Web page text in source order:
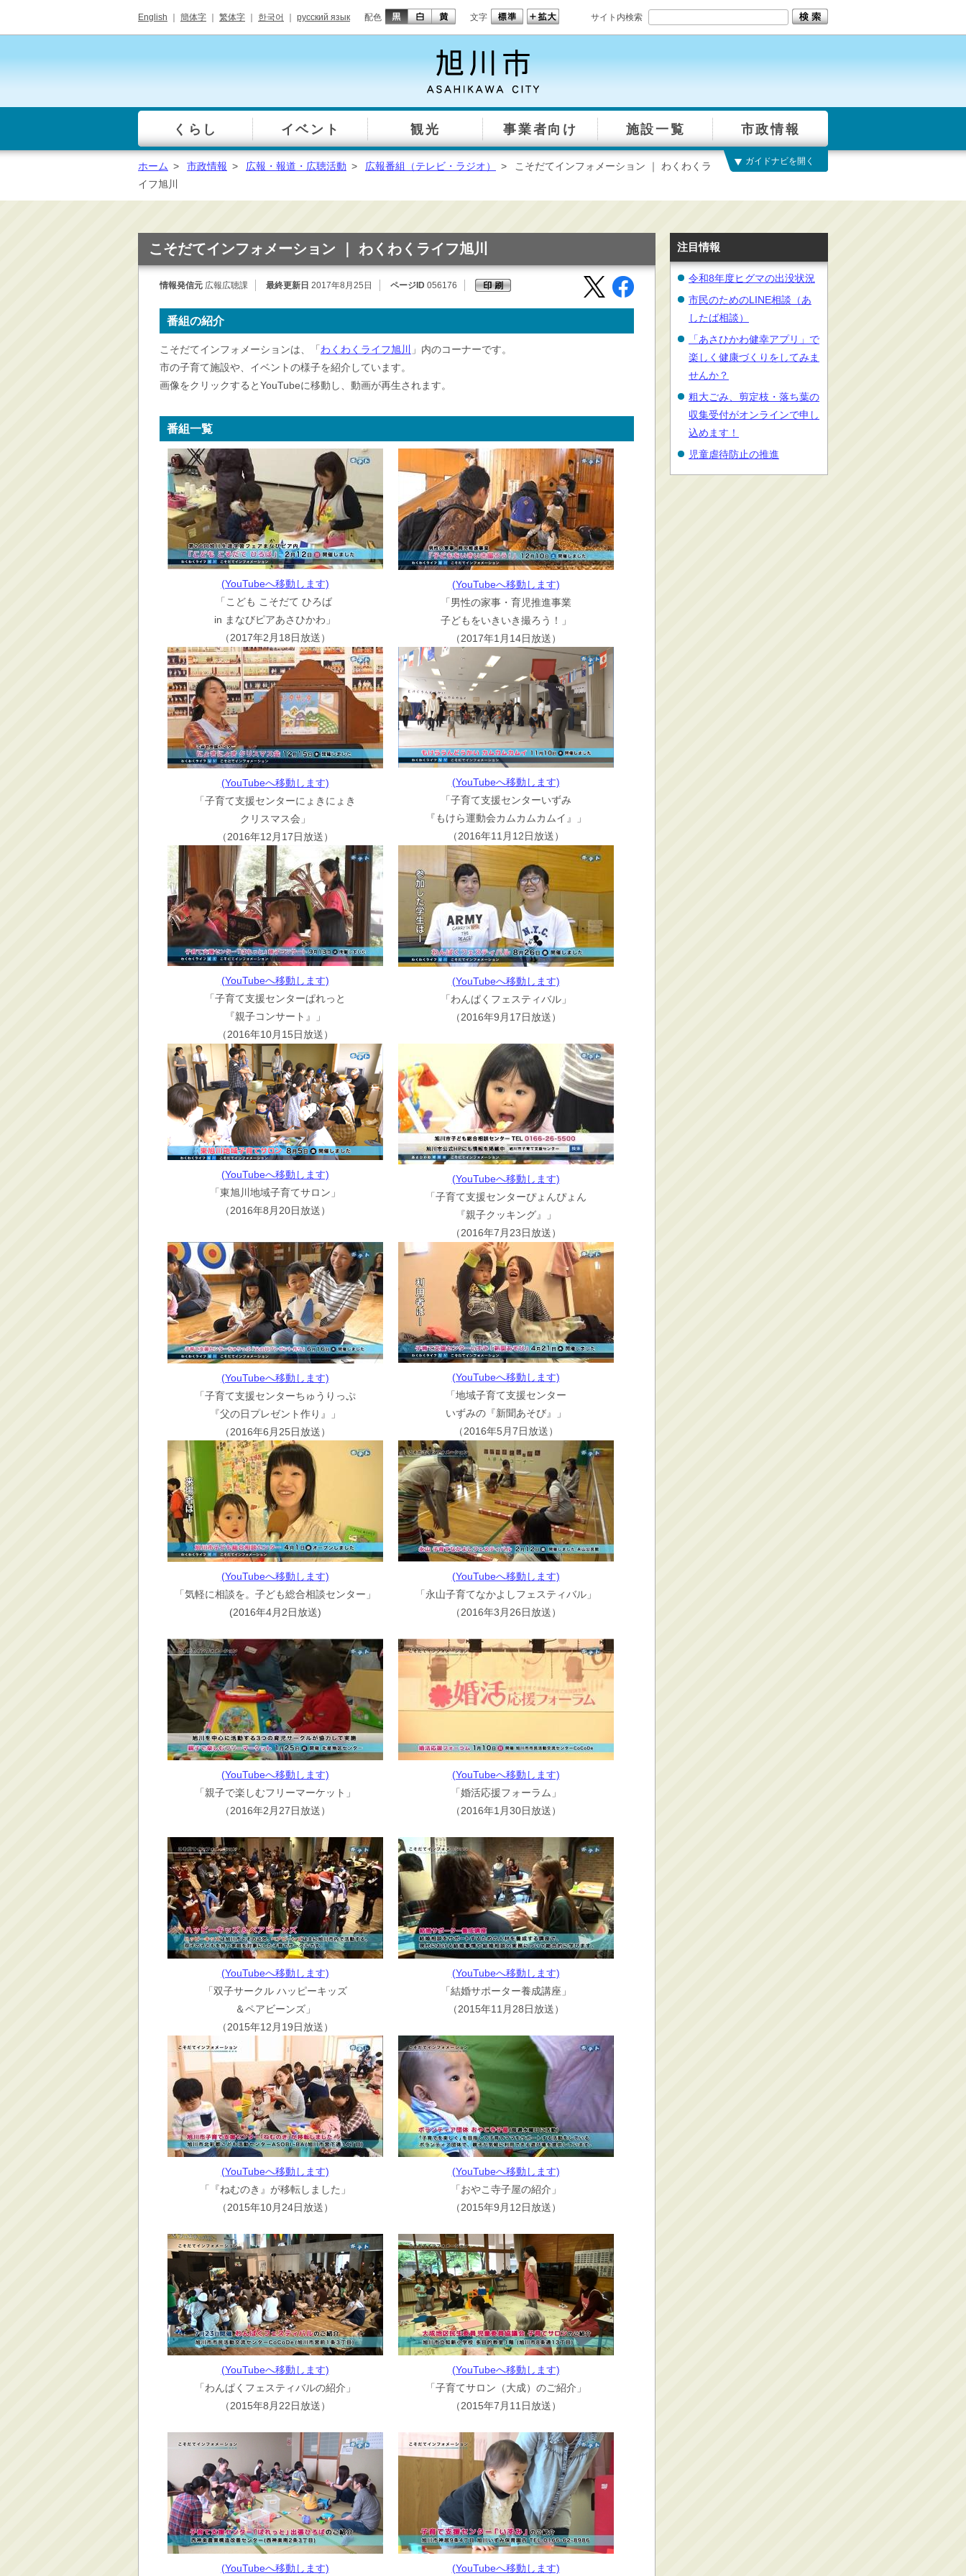
English 簡体字 繁体字 한국어 русский язык 配色 文字 サイト内検索
一覧
くらし イベント 観光 事業者向け 施設一覧 市政情報
総合窓口
手続き・届出（戸籍・
健康・福祉・衛生・ペ
ット
子育て・学校教育
境保全
防災・安全
学ぶ・文化・スポーツ
移住情報
住宅・土地・都市計画
市民活動・参加・地域
まちづくり
水道・除雪・土木
公共交通・空港
市議会・選挙
ガイドナビを開く
ホーム > 市政情報 > 広報・報道・広聴活動 > 広報番組（テレビ・ラジオ） >
こそだてインフォメーション ｜ わくわくラ
イフ旭川
こそだてインフォメーション ｜ わくわくライフ旭川
情報発信元 広報広聴課 最終更新日 2017年8月25日 ページID 056176
番組の紹介
こそだてインフォメーションは、「 わくわくライフ旭川
」内のコーナーです。
市の子育て施設や、イベントの様子を紹介しています。
画像をクリックするとYouTubeに移動し、動画が再生されます。
番組一覧
(YouTubeへ移動します)
「こども こそだて ひろば
in まなびピアあさひかわ」
（2017年2月18日放送）
(YouTubeへ移動します)
「男性の家事・育児推進事業
子どもをいきいき撮ろう！」
（2017年1月14日放送）
(YouTubeへ移動します)
「子育て支援センターにょきにょき
クリスマス会」
（2016年12月17日放送）
(YouTubeへ移動します)
「子育て支援センターいずみ
『もけら運動会カムカムカムイ』」
（2016年11月12日放送）
(YouTubeへ移動します)
「子育て支援センターぱれっと
『親子コンサート』」
（2016年10月15日放送）
(YouTubeへ移動します)
「わんぱくフェスティバル」
（2016年9月17日放送）
(YouTubeへ移動します)
「東旭川地域子育てサロン」
（2016年8月20日放送）
(YouTubeへ移動します)
「子育て支援センターぴょんぴょん
『親子クッキング』」
（2016年7月23日放送）
(YouTubeへ移動します)
「子育て支援センターちゅうりっぷ
『父の日プレゼント作り』」
（2016年6月25日放送）
(YouTubeへ移動します)
「地域子育て支援センター
いずみの『新聞あそび』」
（2016年5月7日放送）
(YouTubeへ移動します)
「気軽に相談を。子ども総合相談センター」
(2016年4月2日放送)
(YouTubeへ移動します)
「永山子育てなかよしフェスティバル」
（2016年3月26日放送）
(YouTubeへ移動します)
「親子で楽しむフリーマーケット」
（2016年2月27日放送）
(YouTubeへ移動します)
「婚活応援フォーラム」
（2016年1月30日放送）
(YouTubeへ移動します)
「双子サークル ハッピーキッズ
＆ペアビーンズ」
（2015年12月19日放送）
(YouTubeへ移動します)
「結婚サポーター養成講座」
（2015年11月28日放送）
(YouTubeへ移動します)
「『ねむのき』が移転しました」
（2015年10月24日放送）
(YouTubeへ移動します)
「おやこ寺子屋の紹介」
（2015年9月12日放送）
(YouTubeへ移動します)
「わんぱくフェスティバルの紹介」
（2015年8月22日放送）
(YouTubeへ移動します)
「子育てサロン（大成）のご紹介」
（2015年7月11日放送）
(YouTubeへ移動します) (YouTubeへ移動します)
注目情報
令和8年度ヒグマの出没状況
市民のためのLINE相談（あ
したば相談）
「あさひかわ健幸アプリ」で
楽しく健康づくりをしてみま
せんか？
粗大ごみ、剪定枝・落ち葉の
収集受付がオンラインで申し
込めます！
児童虐待防止の推進